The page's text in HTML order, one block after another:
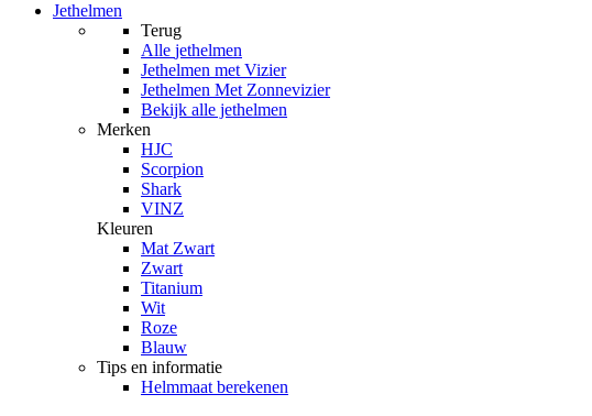
Jethelmen
Terug
Alle jethelmen
Jethelmen met Vizier
Jethelmen Met Zonnevizier
Bekijk alle jethelmen
Merken
HJC
Scorpion
Shark
VINZ
Kleuren
Mat Zwart
Zwart
Titanium
Wit
Roze
Blauw
Tips en informatie
Helmmaat berekenen